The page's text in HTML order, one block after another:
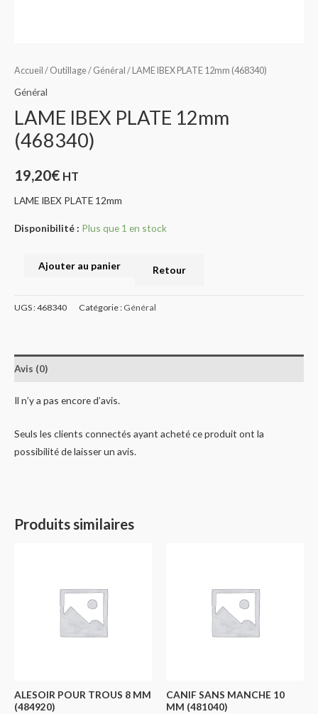
Accueil / Outillage/ Général / LAME IBEX PLATE 12mm (468340)
Général
LAME IBEX PLATE 12mm
(468340)
19,20€ HT
LAME IBEX PLATE 12mm
Disponibilité : Plus que 1 en stock
Ajouter au panier Retour
UGS :468340 Catégorie : Général
Avis (0)
Il n’y a pas encore d’avis.
Seuls les clients connectés ayant acheté ce produit ont la
possibilité de laisser un avis.
Produits similaires
ALESOIR POUR TROUS 8 MM
(484920)
CANIF SANS MANCHE 10
MM (481040)